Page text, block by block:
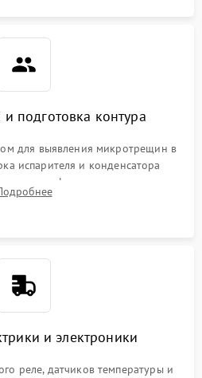
подготовка контура
для выявления микротрещин в
испарителя и конденсатора
старого фильтра-осушителя и
для устранения засоров.
и электроники
реле, датчиков температуры и